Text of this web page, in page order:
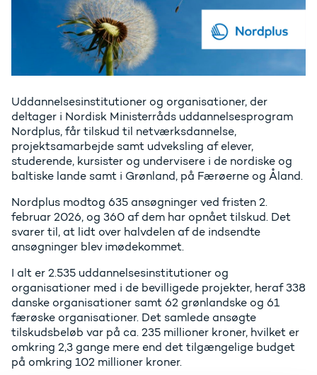
Uddannelsesinstitutioner og organisationer, der
deltager i Nordisk Ministerråds uddannelsesprogram
Nordplus, får tilskud til netværksdannelse,
projektsamarbejde samt udveksling af elever,
studerende, kursister og undervisere i de nordiske og
baltiske lande samt i Grønland, på Færøerne og Åland.
Nordplus modtog 635 ansøgninger ved fristen 2.
februar 2026, og 360 af dem har opnået tilskud. Det
svarer til, at lidt over halvdelen af de indsendte
ansøgninger blev imødekommet.
I alt er 2.535 uddannelsesinstitutioner og
organisationer med i de bevilligede projekter, heraf 338
danske organisationer samt 62 grønlandske og 61
færøske organisationer. Det samlede ansøgte
tilskudsbeløb var på ca. 235 millioner kroner, hvilket er
omkring 2,3 gange mere end det tilgængelige budget
på omkring 102 millioner kroner.